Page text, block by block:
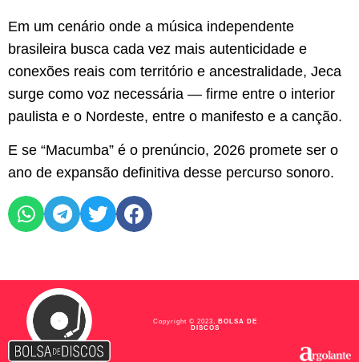
Em um cenário onde a música independente
brasileira busca cada vez mais autenticidade e
conexões reais com território e ancestralidade, Jeca
surge como voz necessária — firme entre o interior
paulista e o Nordeste, entre o manifesto e a canção.
E se “Macumba” é o prenúncio, 2026 promete ser o
ano de expansão definitiva desse percurso sonoro.
Copyright © 2023, BOLSA DE
DISCOS